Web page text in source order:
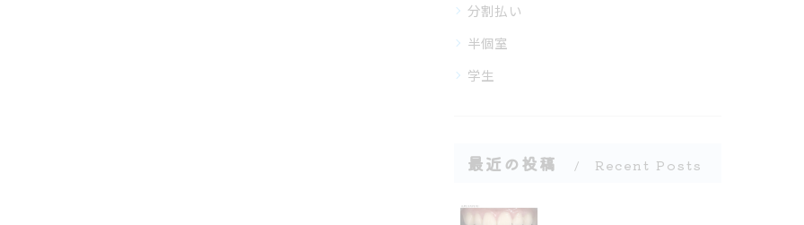
分割払い
半個室
学生
最近の投稿 Recent Posts